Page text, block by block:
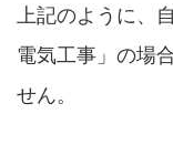
上記のように、
電気工事」の場
せん。